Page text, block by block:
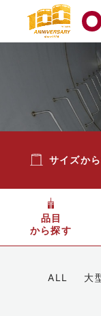
サイズか
品目
から探す
ALL 大